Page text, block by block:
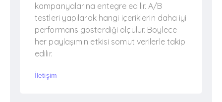
kampanyalarına entegre edilir. A/B
testleri yapılarak hangi içeriklerin daha iyi
performans gösterdiği ölçülür. Böylece
her paylaşımın etkisi somut verilerle takip
edilir.
İletişim